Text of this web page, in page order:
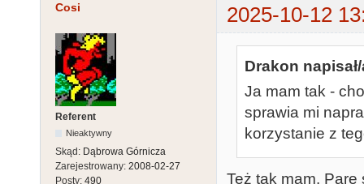
Cosi 2025-10-12
Referent
Nieaktywny
Skąd: Dąbrowa Górnicza
Zarejestrowany: 2008-02-27
Posty: 490
Drakon
Ja mam tak -
sprawia mi
korzystanie z
Też tak mam. Parę